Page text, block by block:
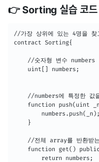
👉 Sorting 실습 코드
//가장 상위에 있는 4명을
contract Sorting{
    //숫자형 변수 numbers
    uint[] numbers;
//numbers에 특정한 값
function push(uint
        numbers.push(_n);
    }
//전체 array를 반환받
function get()
        return numbers;